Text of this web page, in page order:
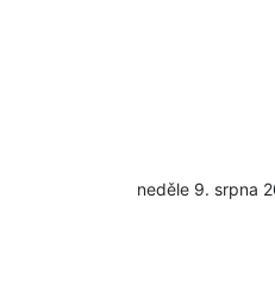
neděle 9. srpna